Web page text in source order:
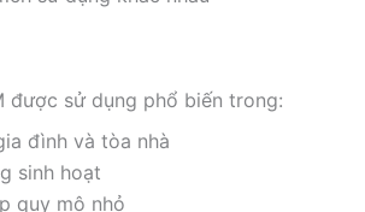
được sử dụng phổ biến trong:
đình và tòa nhà
sinh hoạt
quy mô nhỏ